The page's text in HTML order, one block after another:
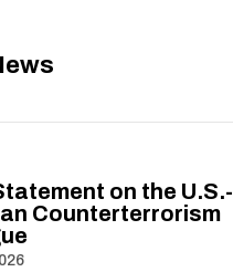
on the U.S.-
Counterterrorism